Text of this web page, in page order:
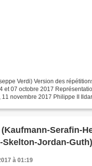
Verdi) Version des
et 07 octobre 2017
novembre 2017 Philippe II
Serafin-
Skelton-Jordan-
à 01:19